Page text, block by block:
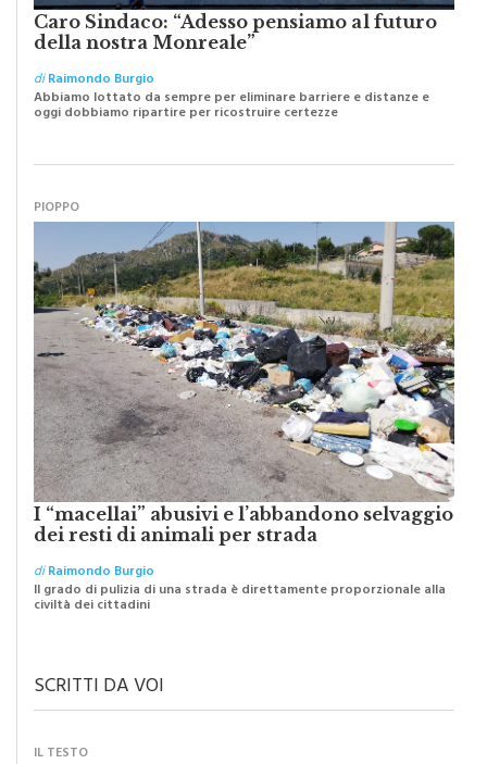
Caro Sindaco: “Adesso pensiamo al futuro
della nostra Monreale”
diRaimondo Burgio
I “macellai” abusivi e l’abbandono selvaggio
dei resti di animali per strada
diRaimondo Burgio
SCRITTI DA VOI